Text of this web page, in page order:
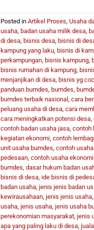
Posted in Artikel Proses Usaha
usaha, badan usaha milik desa,
di desa, bisnis desa, bisnis di
kampung yang laku, bisnis di
perkampungan, bisnis kampung,
bisnis rumahan di kampung,
menjanjikan di desa, bisnis yg
panduan bumdes bumdes
bumdes terbaik nasional, cara
peluang usaha di desa, cara
cara meningkatkan potensi desa,
contoh badan usaha jasa, contoh
kegiatan ekonomi, contoh
unit usaha bumdes contoh
pedesaan, contoh usaha
bumdes dasar hukum badan
bisnis di desa, ide bisnis di
badan usaha, jenis jenis badan
kewirausahaan, jenis jenis usaha,
usaha, jenis usaha, jenis usaha
perekonomian masyarakat, jenis
apa yang paling laku di desa,